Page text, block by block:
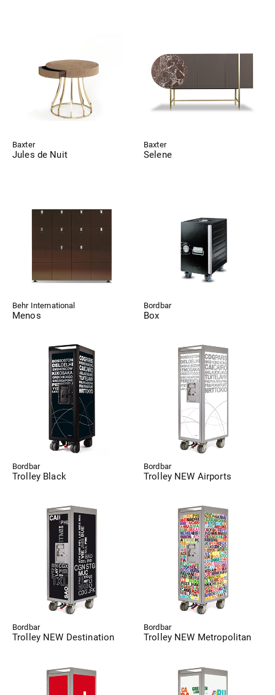
Baxter
Jules de Nuit
Baxter
Selene
Behr International
Menos
Bordbar
Box
Bordbar
Trolley Black
Bordbar
Trolley NEW Airports
Bordbar
Trolley NEW Destination
Bordbar
Trolley NEW Metropolitan